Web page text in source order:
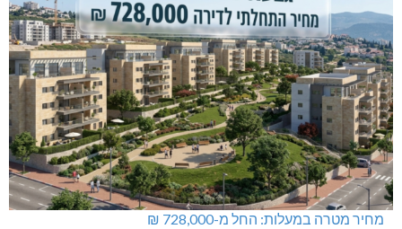
תאונת דרכים קטלנית בנהריה